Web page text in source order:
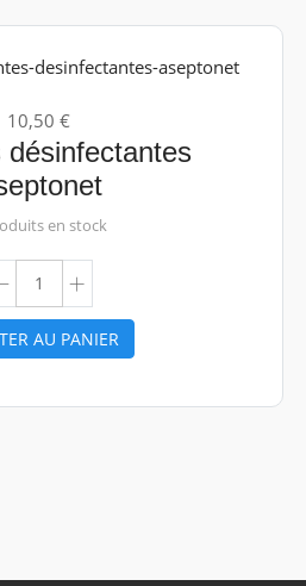
10,50 €
désinfectantes
en stock
AU PANIER